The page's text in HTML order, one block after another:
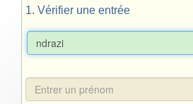
1. Vérifier une entrée